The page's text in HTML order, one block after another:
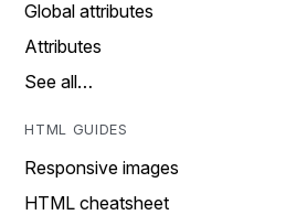
Global attributes
Attributes
See all…
HTML GUIDES
Responsive images
HTML cheatsheet